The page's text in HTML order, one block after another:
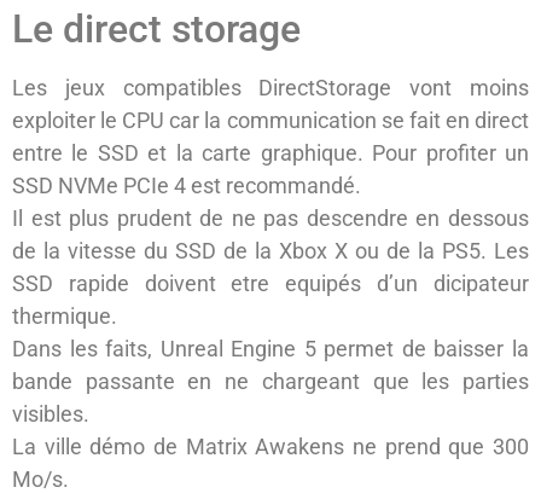
Le direct storage
Les jeux compatibles DirectStorage vont moins
exploiter le CPU car la communication se fait en direct
entre le SSD et la carte graphique. Pour profiter un
SSD NVMe PCIe 4 est recommandé.
Il est plus prudent de ne pas descendre en dessous
de la vitesse du SSD de la Xbox X ou de la PS5. Les
SSD rapide doivent etre equipés d’un dicipateur
thermique.
Dans les faits, Unreal Engine 5 permet de baisser la
bande passante en ne chargeant que les parties
visibles.
La ville démo de Matrix Awakens ne prend que 300
Mo/s.